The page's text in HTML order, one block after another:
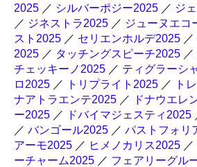
2025 ／ シルバーポジー2025 ／ ジ
／ ジネストラ2025 ／ ジューヌエコ
スト2025 ／ セリエンホルデ2025 ／
2025 ／ タッチングスピーチ2025 ／
チェッキーノ2025 ／ ティグラーシ
ロ2025 ／ トリプライト2025 ／ ト
ナアトラエンテ2025 ／ ドナウエレ
ー2025 ／ ドバイマジェスティ2025
／ バンゴール2025 ／ パストフォリ
アーモ2025 ／ ヒメノカリス2025 ／
ーチャーム2025 ／ フェアリーグル